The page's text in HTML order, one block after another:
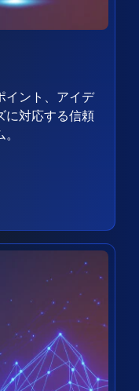
イント、アイデ
に対応する信頼